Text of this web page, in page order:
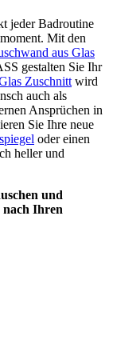
jeder Badroutine
Mit den
aus Glas
gestalten Sie Ihr
Zuschnitt wird
auch als
Ansprüchen in
Sie Ihre neue
oder einen
heller und
und
nach Ihren